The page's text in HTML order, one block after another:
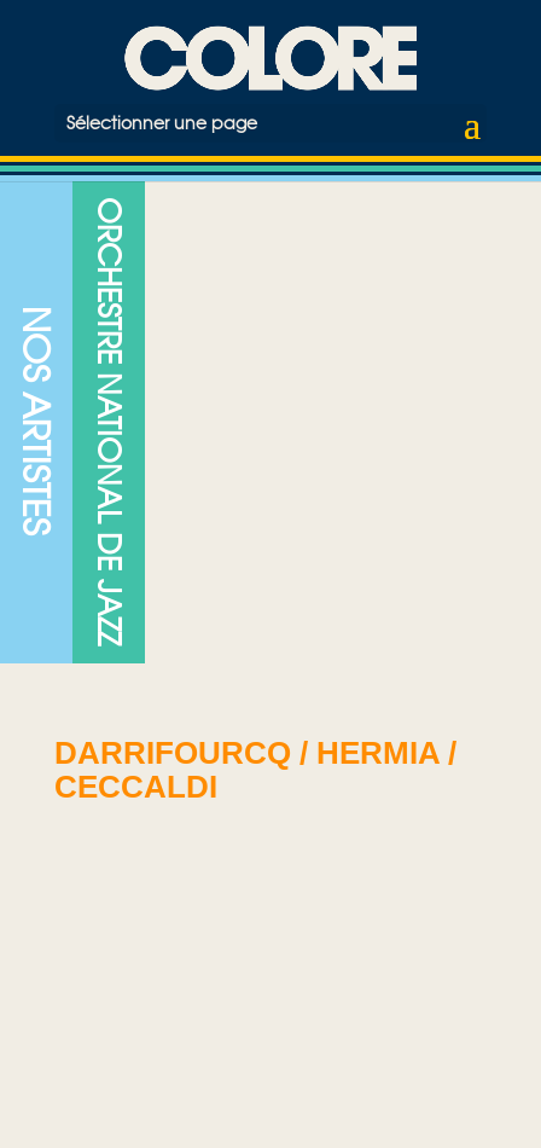
Sélectionner une page
NOS ARTISTES ORCHESTRE NATIONAL DE JAZZ
DARRIFOURCQ / HERMIA /
CECCALDI